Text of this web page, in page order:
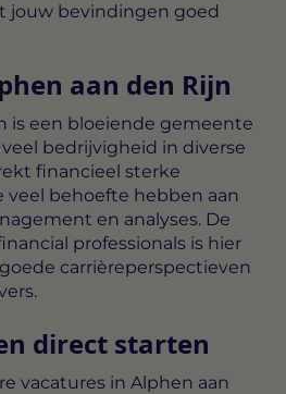
jouw bevindingen goed
aan den Rijn
is een bloeiende gemeente
bedrijvigheid in diverse
financieel sterke
veel behoefte hebben aan
en analyses. De
professionals is hier
carrièreperspectieven
direct starten
vacatures in Alphen aan